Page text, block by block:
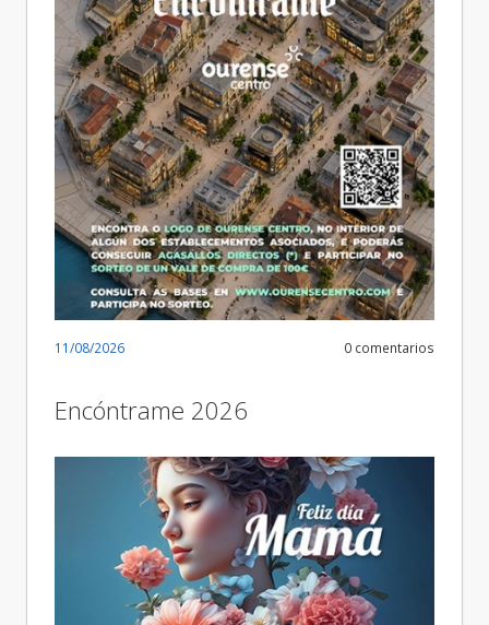
11/08/2026 0 comentarios
Encóntrame 2026